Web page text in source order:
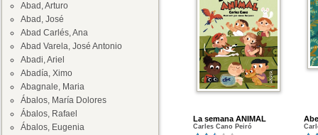
Abad, Arturo
Abad, José
Abad Carlés, Ana
Abad Varela, José Antonio
Abadi, Ariel
Abadía, Ximo
Abagnale, Maria
Ábalos, María Dolores
Ábalos, Rafael
Ábalos, Eugenia
La semana ANIMAL
Carles Cano Peiró